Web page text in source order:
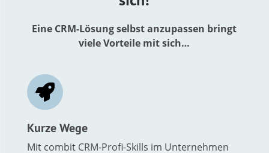
Eine CRM-Lösung selbst anzupassen bringt
viele Vorteile mit sich…

Kurze Wege
Mit combit CRM-Profi-Skills im Unternehmen